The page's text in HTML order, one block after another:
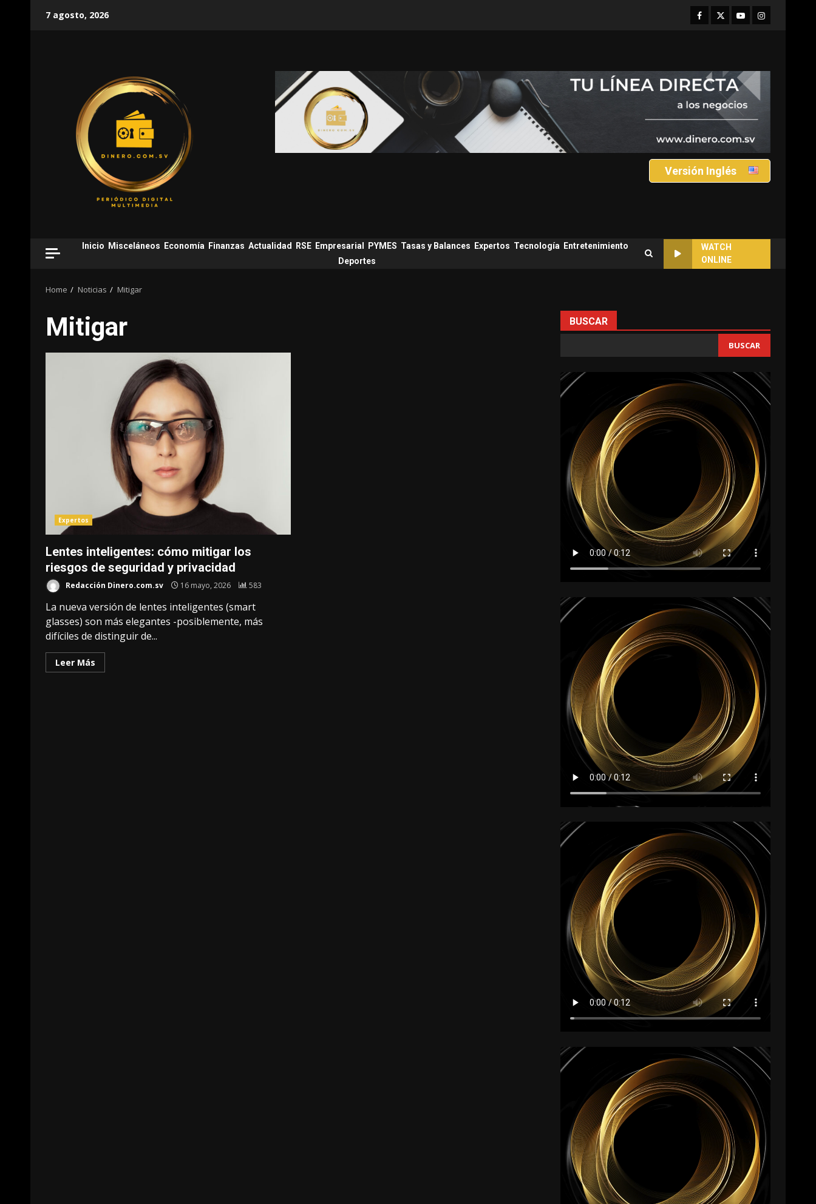
7 agosto, 2026 Facebook
TwitterYoutubeInstagram
Versión Inglés
Inicio Misceláneos Economía Finanzas Actualidad RSE Empresarial PYMES Tasas y Balances Expertos Tecnología
Entretenimiento
Deportes
WATCH
ONLINE
Home Noticias Mitigar
Mitigar
Expertos
Lentes inteligentes: cómo mitigar los
riesgos de seguridad y privacidad
Redacción Dinero.com.sv 16 mayo, 2026 583
La nueva versión de lentes inteligentes (smart
glasses) son más elegantes -posiblemente, más
difíciles de distinguir de...
Leer Más
BUSCAR
BUSCAR